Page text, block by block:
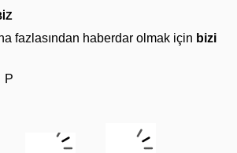
fazlasından haberdar olmak için bizi